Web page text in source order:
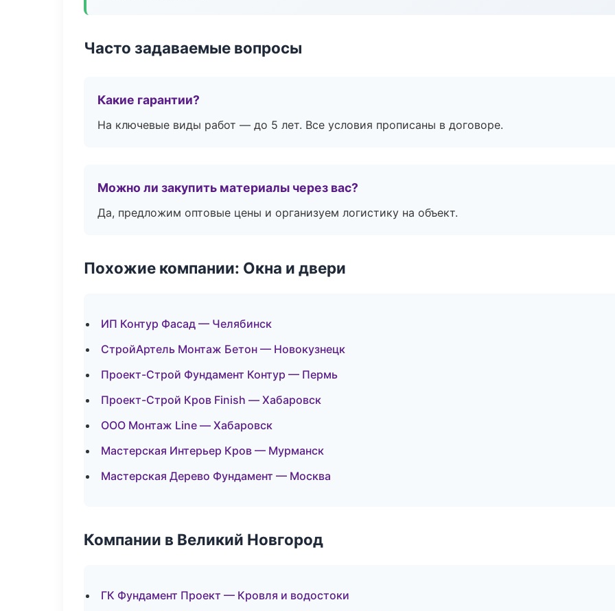
Часто задаваемые вопросы
Какие гарантии?
На ключевые виды работ — до 5 лет. Все условия прописаны в договоре.
Можно ли закупить материалы через вас?
Да, предложим оптовые цены и организуем логистику на объект.
Похожие компании: Окна и двери
ИП Контур Фасад — Челябинск
СтройАртель Монтаж Бетон — Новокузнецк
Проект-Строй Фундамент Контур — Пермь
Проект-Строй Кров Finish — Хабаровск
ООО Монтаж Line — Хабаровск
Мастерская Интерьер Кров — Мурманск
Мастерская Дерево Фундамент — Москва
Компании в Великий Новгород
ГК Фундамент Проект — Кровля и водостоки